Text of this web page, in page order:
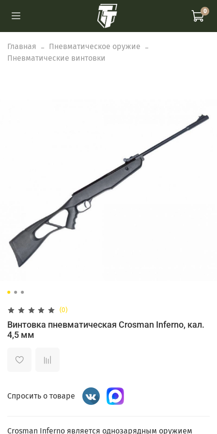
0
Главная
Пневматическое оружие
Пневматические винтовки
(0)
Винтовка пневматическая Crosman Inferno, кал.
4,5 мм
Спросить о товаре
Crosman Inferno является однозарядным оружием